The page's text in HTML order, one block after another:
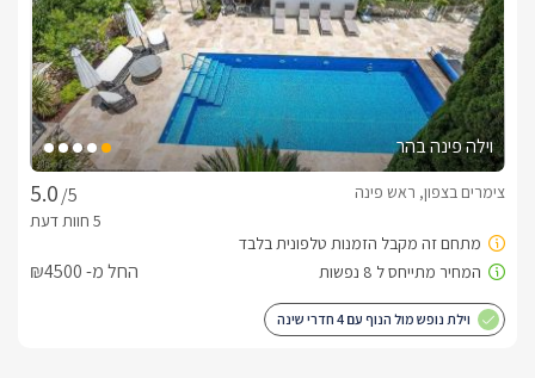
וילה פינה בהר
/5
צימרים בצפון, ראש פינה
החל מ- ₪4500
וילת נופש מול הנוף עם 4 חדרי שינה